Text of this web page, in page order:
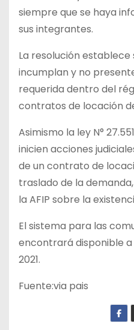
siempre que se haya
sus integrantes.
La resolución
incumplan y no
requerida dentro del
contratos de locación
Asimismo la ley N°
inicien acciones
de un contrato de
traslado de la
la AFIP sobre la
El sistema para las
encontrará disponible
2021.
Fuente:via pais